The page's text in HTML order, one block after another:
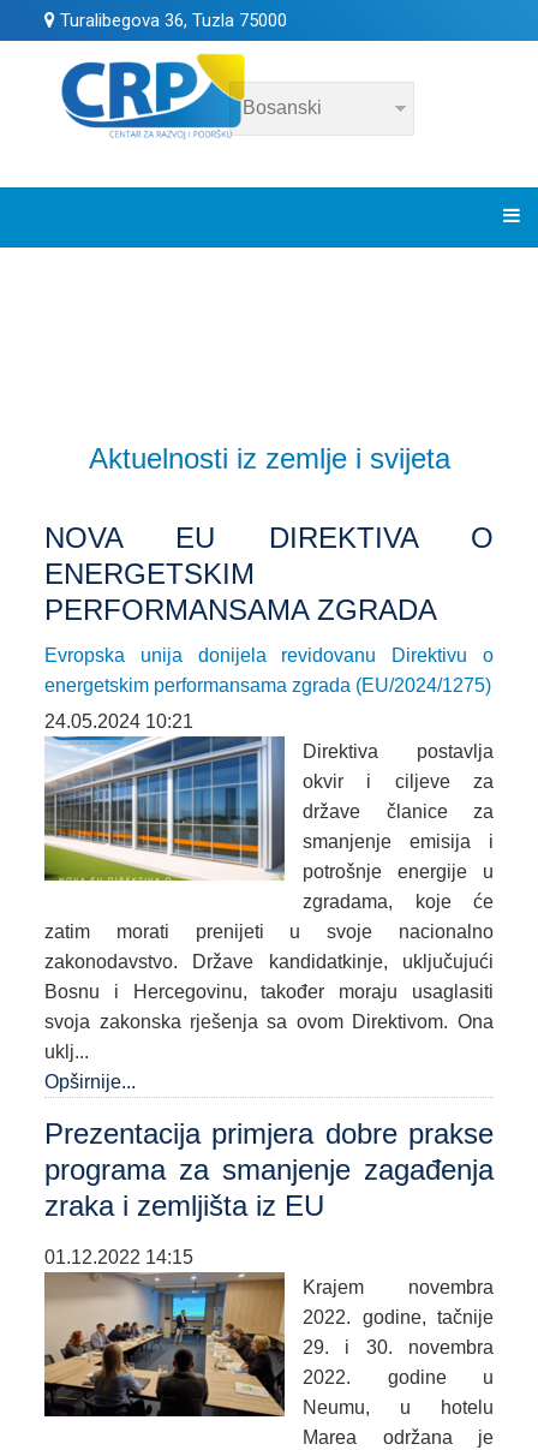
Turalibegova 36, Tuzla 75000
Aktuelnosti iz zemlje i svijeta
NOVA EU DIREKTIVA O
ENERGETSKIM
PERFORMANSAMA ZGRADA
Evropska unija donijela revidovanu Direktivu o
energetskim performansama zgrada (EU/2024/1275)
24.05.2024 10:21
Direktiva postavlja
okvir i ciljeve za
države članice za
smanjenje emisija i
potrošnje energije u
zgradama, koje će
zatim morati prenijeti u svoje nacionalno
zakonodavstvo. Države kandidatkinje, uključujući
Bosnu i Hercegovinu, također moraju usaglasiti
svoja zakonska rješenja sa ovom Direktivom. Ona
uklj...
Opširnije...
Prezentacija primjera dobre prakse
programa za smanjenje zagađenja
zraka i zemljišta iz EU
01.12.2022 14:15
Krajem novembra
2022. godine, tačnije
29. i 30. novembra
2022. godine u
Neumu, u hotelu
Marea održana je